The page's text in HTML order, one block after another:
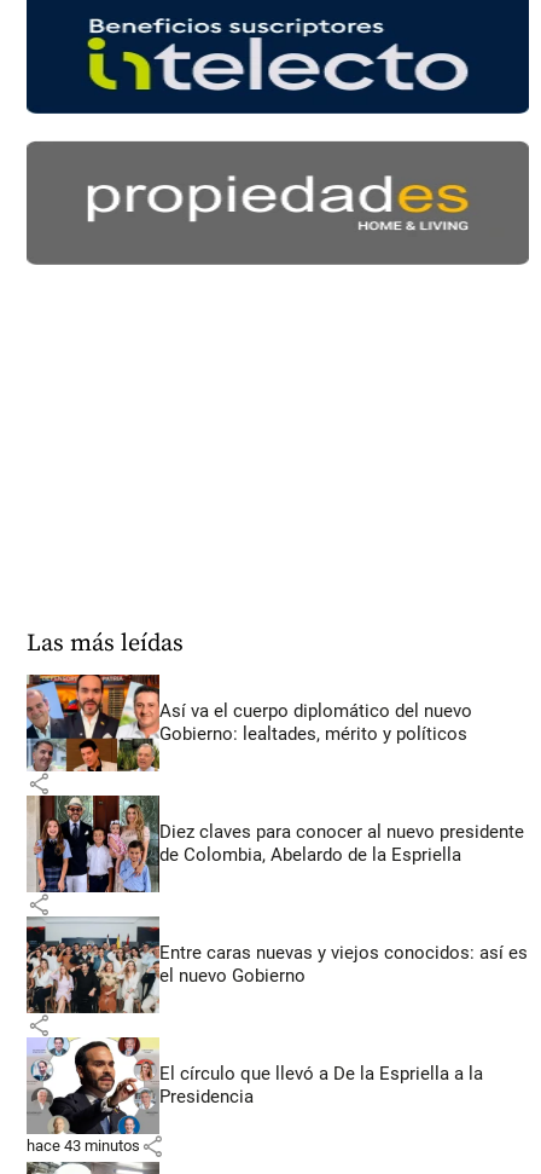
Las más leídas
Así va el cuerpo diplomático del nuevo
Gobierno: lealtades, mérito y políticos
share
Diez claves para conocer al nuevo presidente
de Colombia, Abelardo de la Espriella
share
Entre caras nuevas y viejos conocidos: así es
el nuevo Gobierno
share
El círculo que llevó a De la Espriella a la
Presidencia
hace 43 minutos share